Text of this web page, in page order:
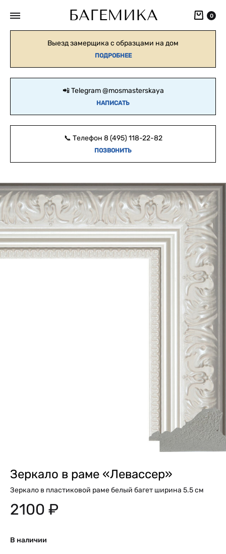
БАГЕМИКА 0
Выезд замерщика с образцами на дом
ПОДРОБНЕЕ
📲 Telegram@mosmasterskaya
НАПИСАТЬ
📞 Телефон 8 (495) 118-22-82
ПОЗВОНИТЬ
Зеркало в раме «Левассер»
Зеркало в пластиковой раме белый багет ширина 5.5 см
2100 ₽
В наличии